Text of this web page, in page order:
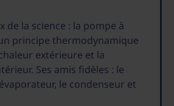
de la science : la pompe à
principe thermodynamique
extérieure et la
Ses amis fidèles : le
le condenseur et